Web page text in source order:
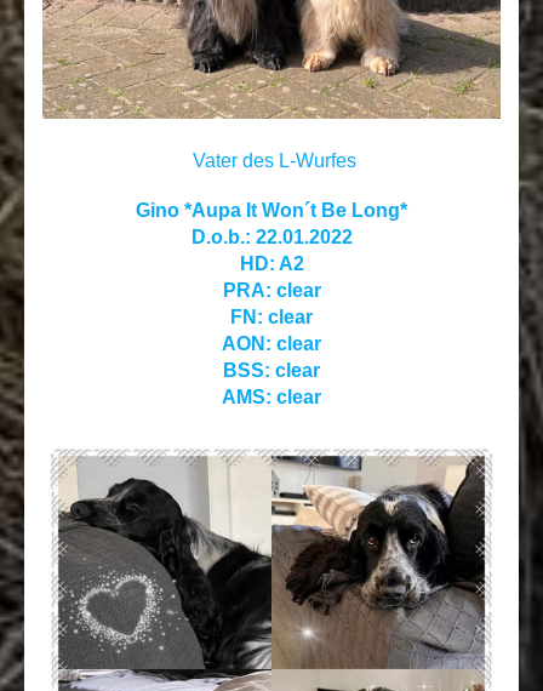
Vater des L-Wurfes
Gino *Aupa It Won´t Be Long*
D.o.b.: 22.01.2022
HD: A2
PRA: clear
FN: clear
AON: clear
BSS: clear
AMS: clear